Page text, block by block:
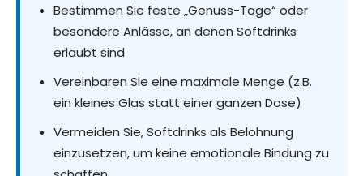
Bestimmen Sie feste „Genuss-Tage“ oder
besondere Anlässe, an denen Softdrinks
erlaubt sind
Vereinbaren Sie eine maximale Menge (z.B.
ein kleines Glas statt einer ganzen Dose)
Vermeiden Sie, Softdrinks als Belohnung
einzusetzen, um keine emotionale Bindung zu